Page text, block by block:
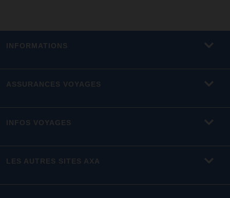
INFORMATIONS
ASSURANCES VOYAGES
INFOS VOYAGES
LES AUTRES SITES AXA